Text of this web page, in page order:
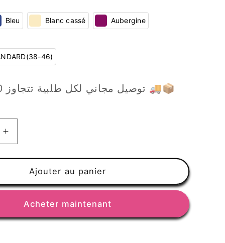
Bleu Blanc cassé Aubergine
46)
💖توصيل مجاني لكل طلبية تتجاوز 10.000دج 🚚📦
Augmenter
la
quantité
Trench-
Coat
Ajouter au panier
Acheter maintenant